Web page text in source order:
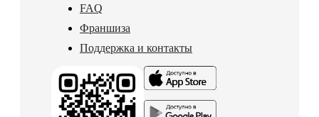
FAQ
Франшиза
Поддержка и контакты